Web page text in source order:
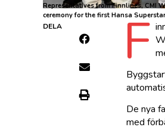
Representatives from Finnlines, CMI
ceremony for the first Hansa
DELA F
De nya
med